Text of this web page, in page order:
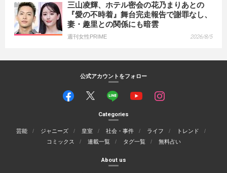
三山凌輝、ホテル密会の花乃まりあとの
『愛の不時着』舞台完走報告で謝罪なし、
妻・趣里との関係にも暗雲
週刊女性PRIME 2026/8/5
公式アカウントをフォロー
Categories
芸能 ジャニーズ 皇室 社会・事件 ライフ
トレンド
コミックス
連載一覧 タグ一覧 無料占い
About us